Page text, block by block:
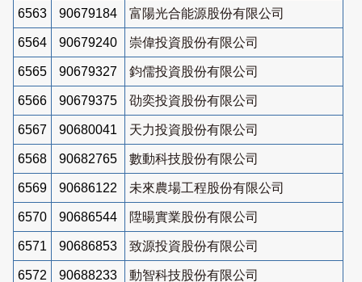
6563 90679184 富陽光合能源股份有限公司
6564 90679240 崇偉投資股份有限公司
6565 90679327 鈞儒投資股份有限公司
6566 90679375 劭奕投資股份有限公司
6567 90680041 天力投資股份有限公司
6568 90682765 數動科技股份有限公司
6569 90686122 未來農場工程股份有限公司
6570 90686544 陞暘實業股份有限公司
6571 90686853 致源投資股份有限公司
6572 90688233 動智科技股份有限公司